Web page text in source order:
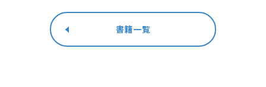
書籍一覧